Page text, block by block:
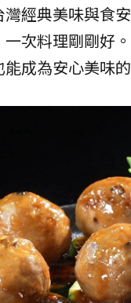
經典美味與食
次料理剛剛好
成為安心美味